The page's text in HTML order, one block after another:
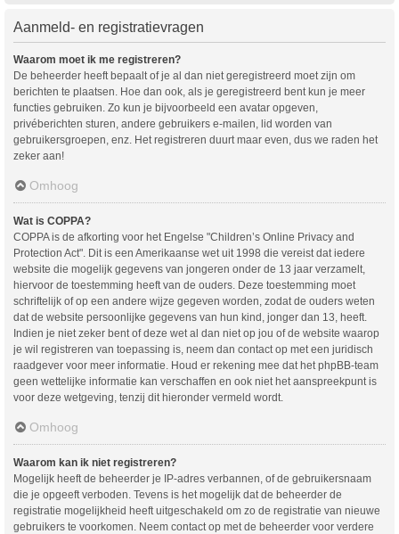
Aanmeld- en registratievragen
Waarom moet ik me registreren?
De beheerder heeft bepaalt of je al dan niet geregistreerd moet zijn om
berichten te plaatsen. Hoe dan ook, als je geregistreerd bent kun je meer
functies gebruiken. Zo kun je bijvoorbeeld een avatar opgeven,
privéberichten sturen, andere gebruikers e-mailen, lid worden van
gebruikersgroepen, enz. Het registreren duurt maar even, dus we raden het
zeker aan!
Omhoog
Wat is COPPA?
COPPA is de afkorting voor het Engelse "Children’s Online Privacy and
Protection Act". Dit is een Amerikaanse wet uit 1998 die vereist dat iedere
website die mogelijk gegevens van jongeren onder de 13 jaar verzamelt,
hiervoor de toestemming heeft van de ouders. Deze toestemming moet
schriftelijk of op een andere wijze gegeven worden, zodat de ouders weten
dat de website persoonlijke gegevens van hun kind, jonger dan 13, heeft.
Indien je niet zeker bent of deze wet al dan niet op jou of de website waarop
je wil registreren van toepassing is, neem dan contact op met een juridisch
raadgever voor meer informatie. Houd er rekening mee dat het phpBB-team
geen wettelijke informatie kan verschaffen en ook niet het aanspreekpunt is
voor deze wetgeving, tenzij dit hieronder vermeld wordt.
Omhoog
Waarom kan ik niet registreren?
Mogelijk heeft de beheerder je IP-adres verbannen, of de gebruikersnaam
die je opgeeft verboden. Tevens is het mogelijk dat de beheerder de
registratie mogelijkheid heeft uitgeschakeld om zo de registratie van nieuwe
gebruikers te voorkomen. Neem contact op met de beheerder voor verdere